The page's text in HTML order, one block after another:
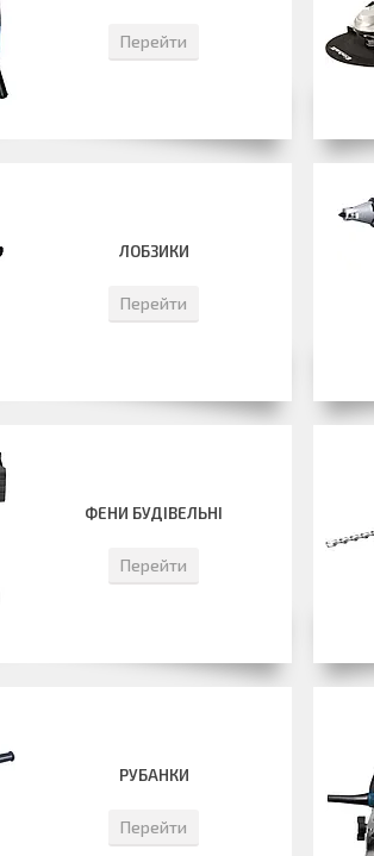
Перейти
ЛОБЗИКИ
Перейти
ФЕНИ БУДІВЕЛЬНІ
Перейти
РУБАНКИ
Перейти